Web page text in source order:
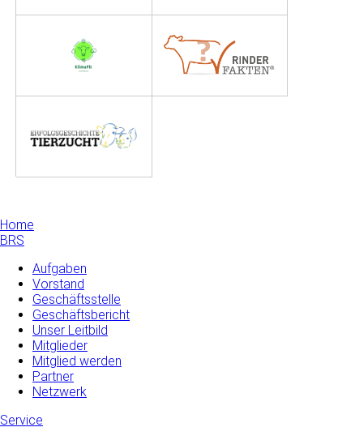
Home
BRS
Aufgaben
Vorstand
Geschäftsstelle
Geschäftsbericht
Unser Leitbild
Mitglieder
Mitglied werden
Partner
Netzwerk
Service